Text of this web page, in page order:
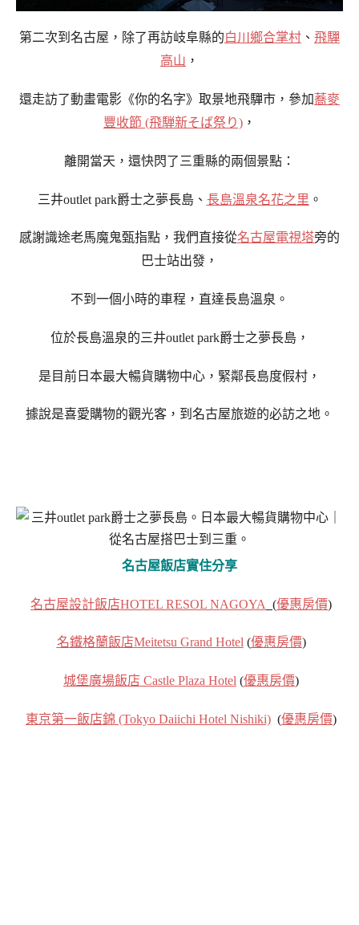
第二次到名古屋，除了再訪岐阜縣的白川鄉合掌村 、 飛驒
高山 ，
還走訪了動畫電影《你的名字》取景地飛驒市，參加蕎麥
豐收節 (飛騨新そば祭り) ，
離開當天，還快閃了三重縣的兩個景點：
三井outlet park爵士之夢長島、 長島溫泉名花之里 。
感謝識途老馬魔鬼甄指點，我們直接從名古屋電視塔旁的
巴士站出發，
不到一個小時的車程，直達長島溫泉。
位於長島溫泉的三井outlet park爵士之夢長島，
是目前日本最大暢貨購物中心， 緊鄰長島度假村，
據說是喜愛購物的觀光客，到名古屋旅遊的必訪之地。
名古屋飯店實住分享
名古屋設計飯店HOTEL RESOL NAGOYA (優惠房價)
名鐵格蘭飯店Meitetsu Grand Hotel (優惠房價)
城堡廣場飯店 Castle Plaza Hotel (優惠房價)
東京第一飯店錦 (Tokyo Daiichi Hotel Nishiki) (優惠房價)